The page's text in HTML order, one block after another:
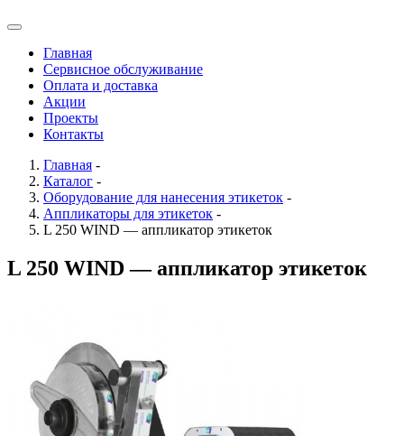
Главная
Сервисное обслуживание
Оплата и доставка
Акции
Проекты
Контакты
Главная -
Каталог -
Оборудование для нанесения этикеток -
Аппликаторы для этикеток -
L 250 WIND — аппликатор этикеток
L 250 WIND — аппликатор этикеток